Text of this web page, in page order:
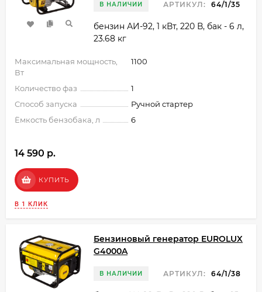
В НАЛИЧИИ АРТИКУЛ: 64/1/35
бензин АИ-92, 1 кВт, 220 В, бак - 6 л,
23.68 кг
Максимальная мощность,
Вт
1100
Количество фаз
1
Способ запуска
Ручной стартер
Ёмкость бензобака, л
6
14 590 p.
КУПИТЬ
В 1 КЛИК
Бензиновый генератор EUROLUX
G4000A
В НАЛИЧИИ АРТИКУЛ: 64/1/38